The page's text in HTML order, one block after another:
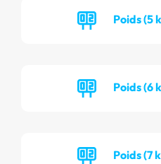
Poids (5
Poids (6
Poids (7